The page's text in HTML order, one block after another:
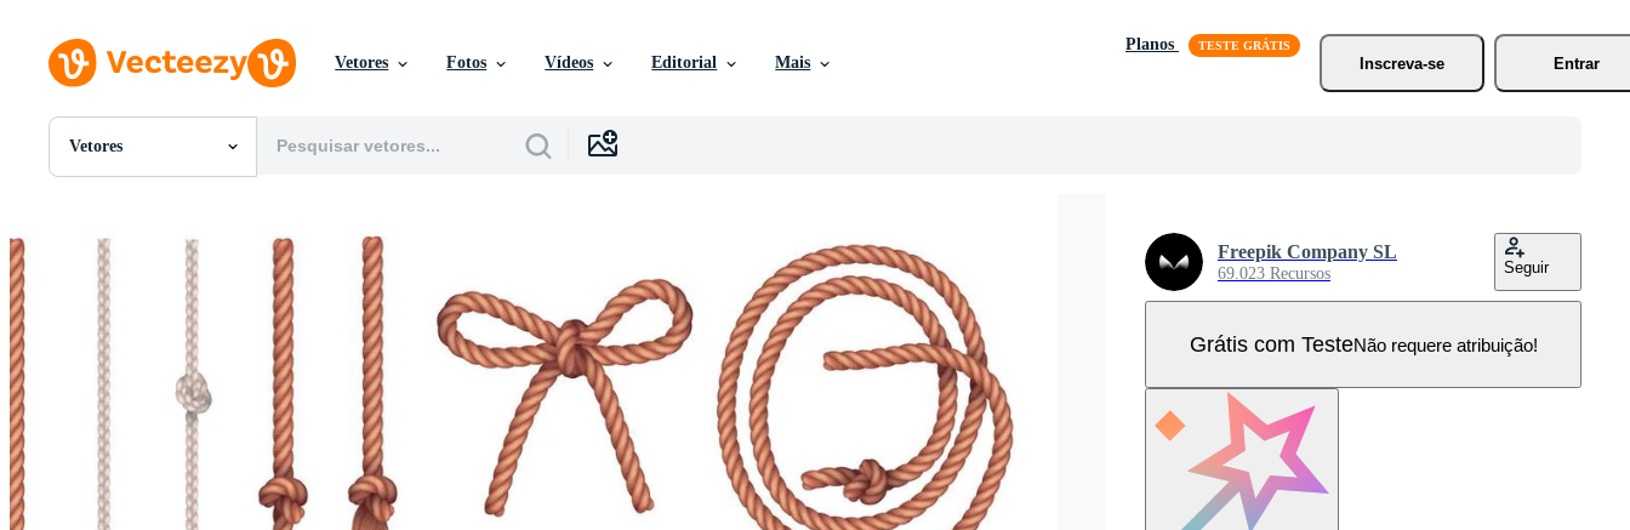
Vetores Fotos Vídeos Editorial Mais
Planos
Inscreva-se
Entrar
Vetores
Todas Imagens
PSDs
SVGs
Modelos
Vetores
Videos
Motion graphics
Imagens Editoriais
Eventos Editoriais
Freepik Company SL
69.023 Recursos Seguir
Grátis com TesteNão requere atribuição!